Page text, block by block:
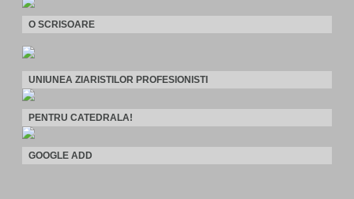
O SCRISOARE
UNIUNEA ZIARISTILOR PROFESIONISTI
PENTRU CATEDRALA!
GOOGLE ADD